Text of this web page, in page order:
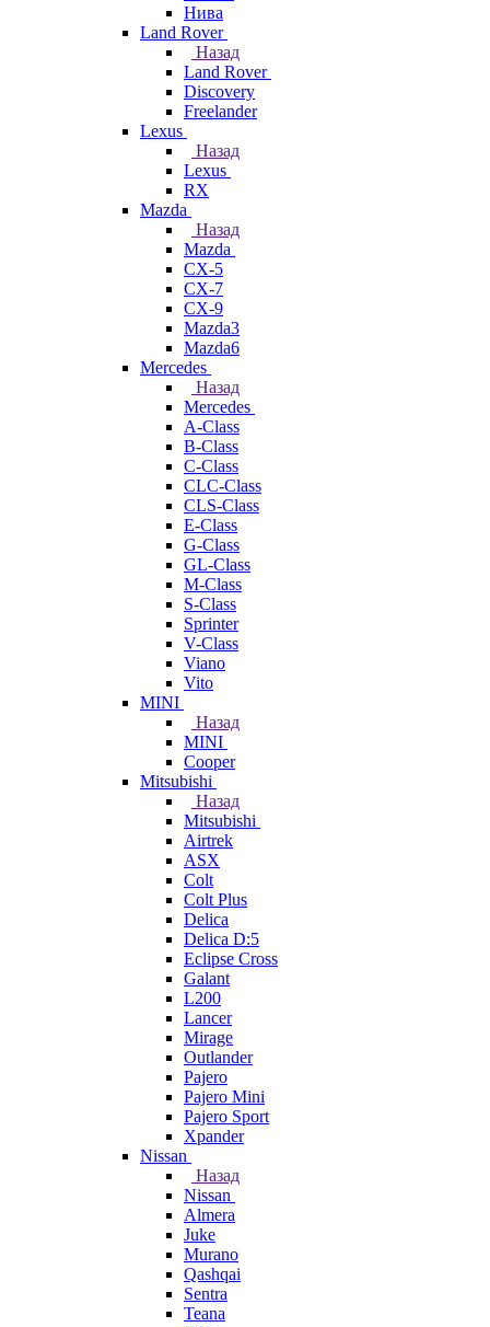
Нива
Land Rover
Назад
Land Rover
Discovery
Freelander
Lexus
Назад
Lexus
RX
Mazda
Назад
Mazda
CX-5
CX-7
CX-9
Mazda3
Mazda6
Mercedes
Назад
Mercedes
A-Class
B-Class
C-Class
CLC-Class
CLS-Class
E-Class
G-Class
GL-Class
M-Class
S-Class
Sprinter
V-Class
Viano
Vito
MINI
Назад
MINI
Cooper
Mitsubishi
Назад
Mitsubishi
Airtrek
ASX
Colt
Colt Plus
Delica
Delica D:5
Eclipse Cross
Galant
L200
Lancer
Mirage
Outlander
Pajero
Pajero Mini
Pajero Sport
Xpander
Nissan
Назад
Nissan
Almera
Juke
Murano
Qashqai
Sentra
Teana